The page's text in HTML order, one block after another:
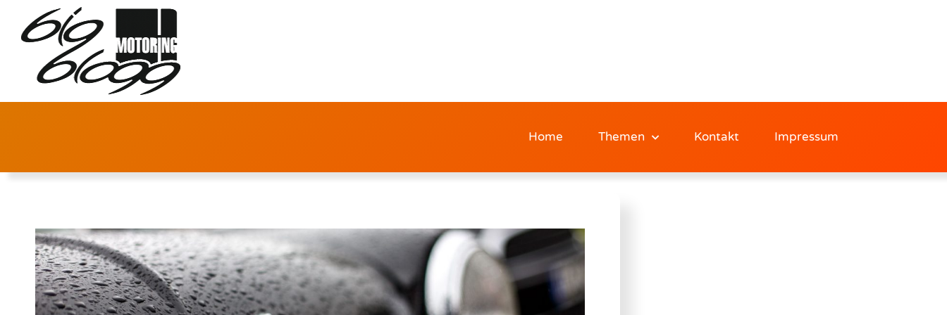
Home Themen Kontakt Impressum